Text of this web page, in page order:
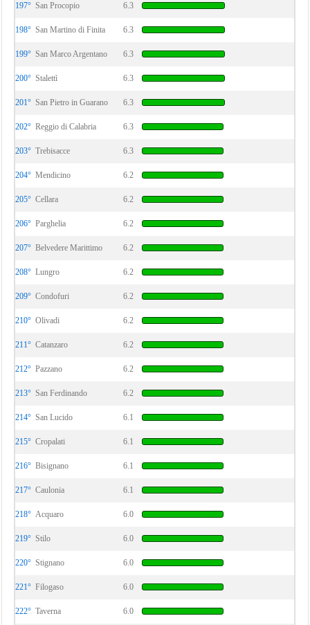
197° San Procopio 6.3
198° San Martino di Finita 6.3
199° San Marco Argentano 6.3
200° Stalettì 6.3
201° San Pietro in Guarano 6.3
202° Reggio di Calabria 6.3
203° Trebisacce 6.3
204° Mendicino 6.2
205° Cellara 6.2
206° Parghelia 6.2
207° Belvedere Marittimo 6.2
208° Lungro 6.2
209° Condofuri 6.2
210° Olivadi 6.2
211° Catanzaro 6.2
212° Pazzano 6.2
213° San Ferdinando 6.2
214° San Lucido 6.1
215° Cropalati 6.1
216° Bisignano 6.1
217° Caulonia 6.1
218° Acquaro 6.0
219° Stilo 6.0
220° Stignano 6.0
221° Filogaso 6.0
222° Taverna 6.0